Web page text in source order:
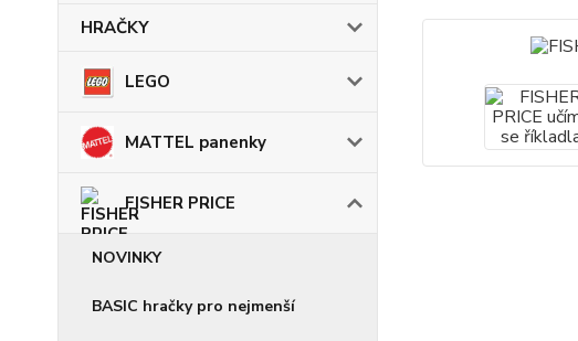
HRAČKY
LEGO
MATTEL panenky
FISHER PRICE
NOVINKY
BASIC hračky pro nejmenší